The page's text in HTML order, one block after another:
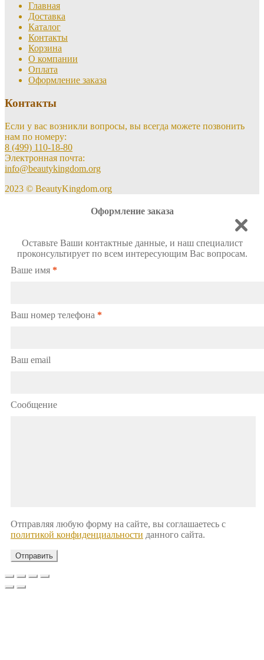
Главная
Доставка
Каталог
Контакты
Корзина
О компании
Оплата
Оформление заказа
Контакты
Если у вас возникли вопросы, вы всегда можете позвонить
нам по номеру:
8 (499) 110-18-80
Электронная почта:
info@beautykingdom.org
2023 © BeautyKingdom.org
Оформление заказа
Оставьте Ваши контактные данные, и наш специалист
проконсультирует по всем интересующим Вас вопросам.
Ваше имя *
Ваш номер телефона *
Ваш email
Сообщение
Отправляя любую форму на сайте, вы соглашаетесь с
политикой конфиденциальности данного сайта.